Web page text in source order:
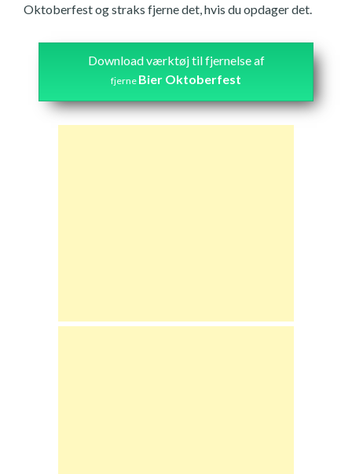
Oktoberfest og straks fjerne det, hvis du opdager det.
Download værktøj til fjernelse af
fjerne Bier Oktoberfest